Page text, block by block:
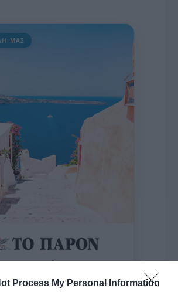
Process My Personal Information
ΜΑΣ
της Ζωής μας
οι αυθεντικές ιστορίες,